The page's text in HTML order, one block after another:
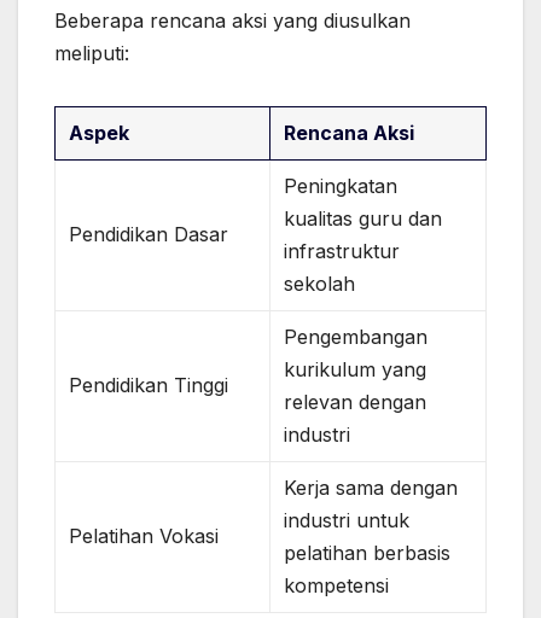
Beberapa rencana aksi yang diusulkan
meliputi:
Aspek Rencana Aksi
Pendidikan Dasar
Peningkatan
kualitas guru dan
infrastruktur
sekolah
Pendidikan Tinggi
Pengembangan
kurikulum yang
relevan dengan
industri
Pelatihan Vokasi
Kerja sama dengan
industri untuk
pelatihan berbasis
kompetensi